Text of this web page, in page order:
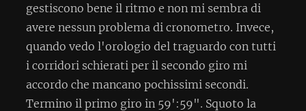
gestiscono bene il ritmo e non mi sembra di
avere nessun problema di cronometro. Invece,
quando vedo l'orologio del traguardo con tutti
i corridori schierati per il secondo giro mi
accordo che mancano pochissimi secondi.
Termino il primo giro in 59':59". Squoto la